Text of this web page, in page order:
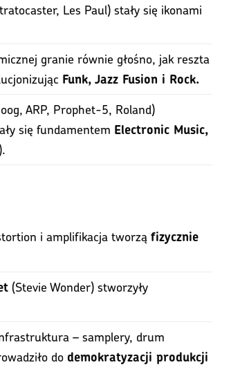
Les Paul) stały się ikonami
granie równie głośno, jak reszta
Funk, Jazz Fusion i Rock.
ARP, Prophet-5, Roland)
się fundamentem Electronic Music,
i amplifikacja tworząfizycznie
(Stevie Wonder) stworzyły
– samplery, drum
do demokratyzacji produkcji